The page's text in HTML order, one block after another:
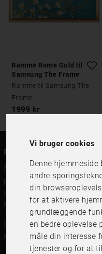
Vi bruger cookies
Denne hjemmeside
andre
din
for at aktivere
grundlæggende
en bedre oplevelse
måle din interesse
tjenester og for at
Ramme Rome Guld til
Samsung The Frame
Ramme til Samsung The
Frame
1999 kr
FRAME IT
FRAME IT er en moderne
plakater og print og
svenskfremstillede
højeste kvalitet.
FRAME IT Ramar och
Kungsgatan 41,111 56
+46 (0)8 142122